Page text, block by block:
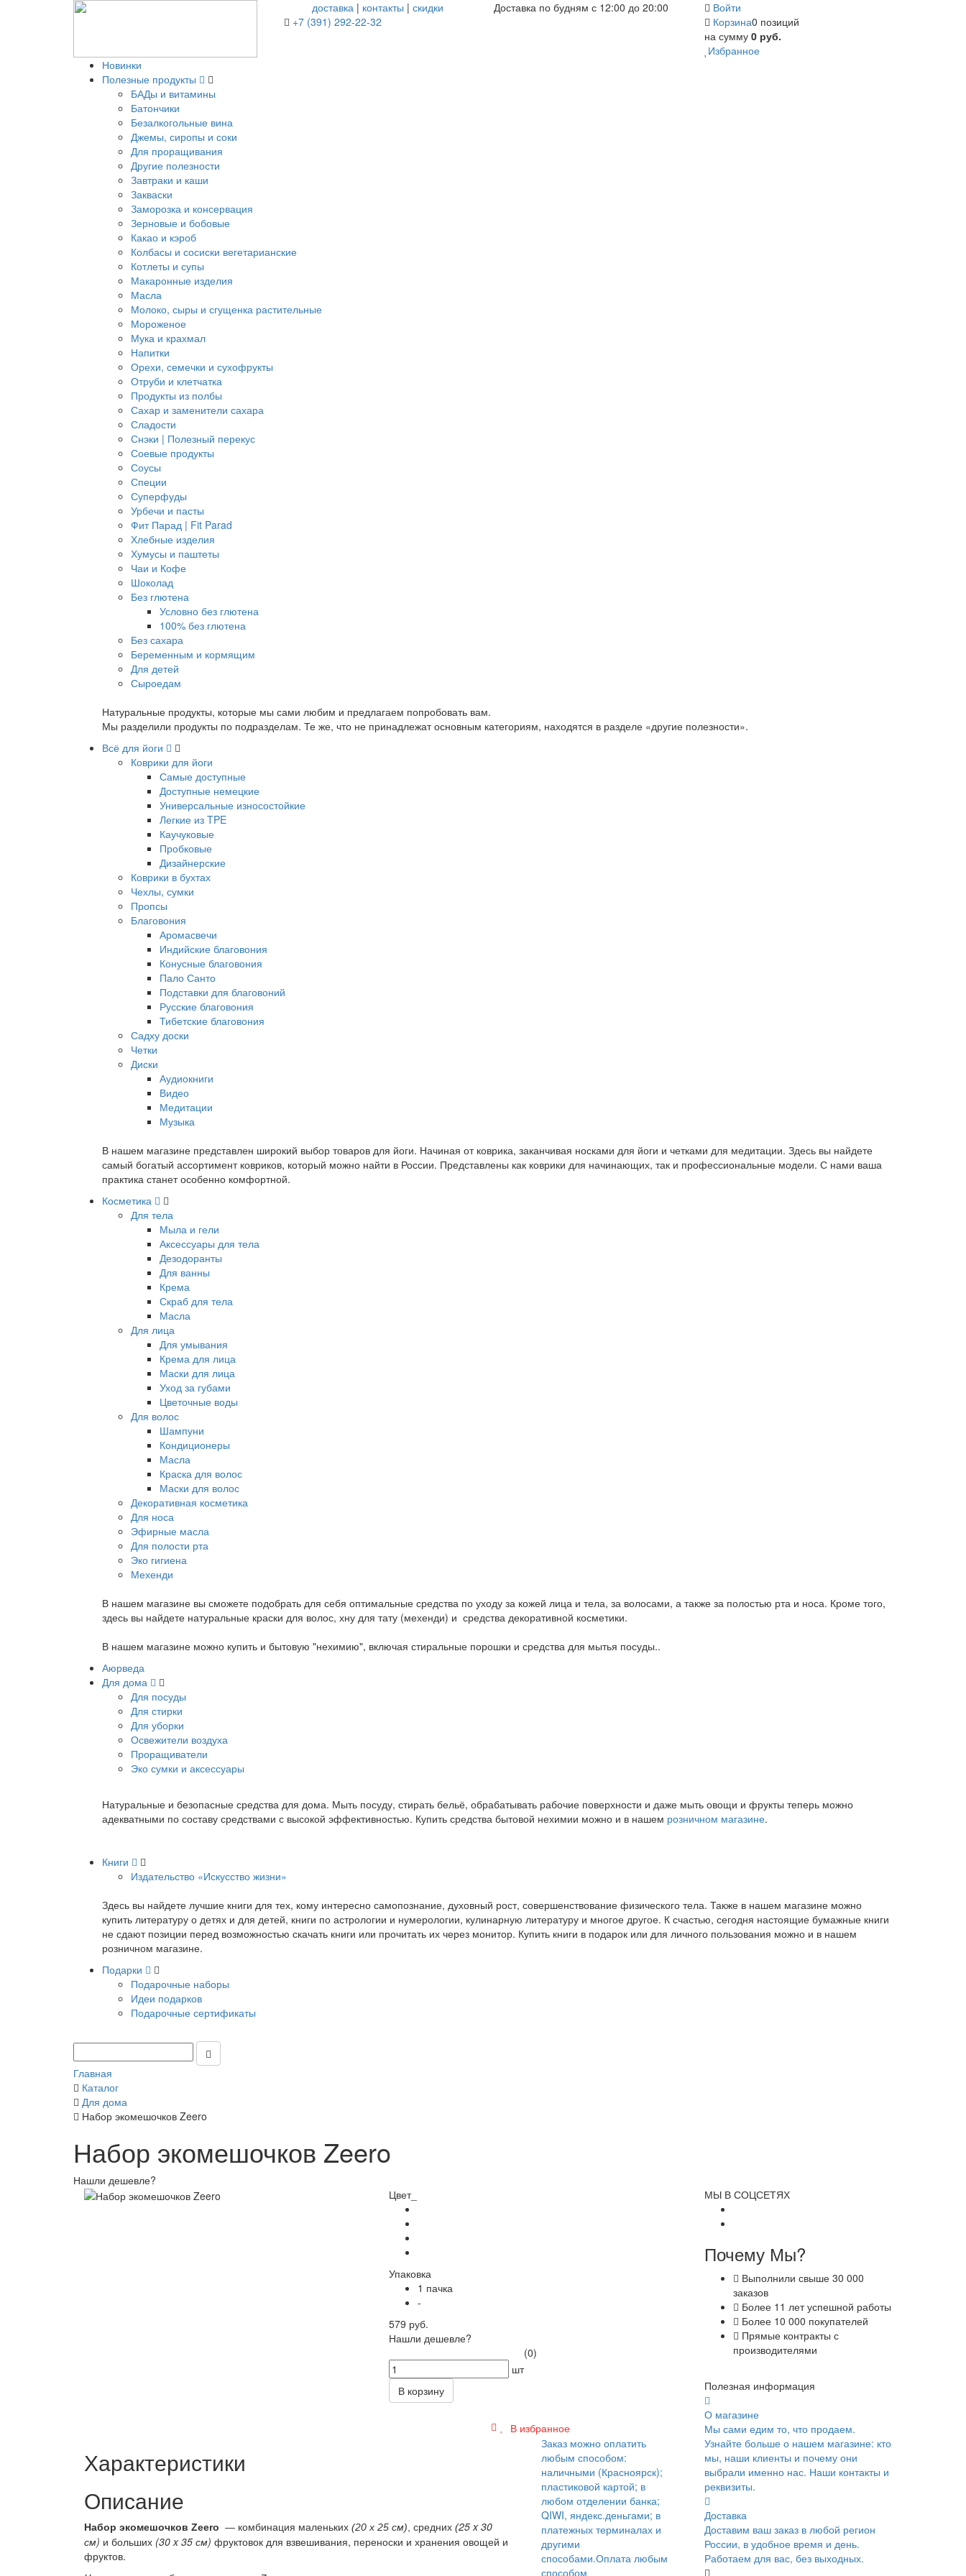
доставка | контакты |скидки
+7 (391) 292-22-32
Доставка по будням с 12:00 до 20:00
Войти
Корзина0 позиций
на сумму 0 руб.
Избранное
Новинки
Полезные продукты
БАДы и витамины
Батончики
Безалкогольные вина
Джемы, сиропы и соки
Для проращивания
Другие полезности
Завтраки и каши
Закваски
Заморозка и консервация
Зерновые и бобовые
Какао и кэроб
Колбасы и сосиски вегетарианские
Котлеты и супы
Макаронные изделия
Масла
Молоко, сыры и сгущенка растительные
Мороженое
Мука и крахмал
Напитки
Орехи, семечки и сухофрукты
Отруби и клетчатка
Продукты из полбы
Сахар и заменители сахара
Сладости
Снэки | Полезный перекус
Соевые продукты
Соусы
Специи
Суперфуды
Урбечи и пасты
Фит Парад | Fit Parad
Хлебные изделия
Хумусы и паштеты
Чаи и Кофе
Шоколад
Без глютена
Условно без глютена
100% без глютена
Без сахара
Беременным и кормящим
Для детей
Сыроедам
Натуральные продукты, которые мы сами любим и предлагаем попробовать вам.
Мы разделили продукты по подразделам. Те же, что не принадлежат основным категориям, находятся в разделе «другие полезности».
Всё для йоги
Коврики для йоги
Самые доступные
Доступные немецкие
Универсальные износостойкие
Легкие из TPE
Каучуковые
Пробковые
Дизайнерские
Коврики в бухтах
Чехлы, сумки
Пропсы
Благовония
Аромасвечи
Индийские благовония
Конусные благовония
Пало Санто
Подставки для благовоний
Русские благовония
Тибетские благовония
Садху доски
Четки
Диски
Аудиокниги
Видео
Медитации
Музыка
В нашем магазине представлен широкий выбор товаров для йоги. Начиная от коврика, заканчивая носками для йоги и четками для медитации. Здесь вы найдете
самый богатый ассортимент ковриков, который можно найти в России. Представлены как коврики для начинающих, так и профессиональные модели. С нами ваша
практика станет особенно комфортной.
Косметика
Для тела
Мыла и гели
Аксессуары для тела
Дезодоранты
Для ванны
Крема
Скраб для тела
Масла
Для лица
Для умывания
Крема для лица
Маски для лица
Уход за губами
Цветочные воды
Для волос
Шампуни
Кондиционеры
Масла
Краска для волос
Маски для волос
Декоративная косметика
Для носа
Эфирные масла
Для полости рта
Эко гигиена
Мехенди
В нашем магазине вы сможете подобрать для себя оптимальные средства по уходу за кожей лица и тела, за волосами, а также за полостью рта и носа. Кроме того,
здесь вы найдете натуральные краски для волос, хну для тату (мехенди) и средства декоративной косметики.
В нашем магазине можно купить и бытовую "нехимию", включая стиральные порошки и средства для мытья посуды..
Аюрведа
Для дома
Для посуды
Для стирки
Для уборки
Освежители воздуха
Проращиватели
Эко сумки и аксессуары
Натуральные и безопасные средства для дома. Мыть посуду, стирать бельё, обрабатывать рабочие поверхности и даже мыть овощи и фрукты теперь можно
адекватными по составу средствами с высокой эффективностью. Купить средства бытовой нехимии можно и в нашем розничном магазине.
Книги
Издательство «Искусство жизни»
Здесь вы найдете лучшие книги для тех, кому интересно самопознание, духовный рост, совершенствование физического тела. Также в нашем магазине можно
купить литературу о детях и для детей, книги по астрологии и нумерологии, кулинарную литературу и многое другое. К счастью, сегодня настоящие бумажные книги
не сдают позиции перед возможностью скачать книги или прочитать их через монитор. Купить книги в подарок или для личного пользования можно и в нашем
розничном магазине.
Подарки
Подарочные наборы
Идеи подарков
Подарочные сертификаты
Главная
Каталог
Для дома
Набор экомешочков Zeero
Набор экомешочков Zeero
Нашли дешевле?
Цвет_
Упаковка
1 пачка
-
579 руб.
Нашли дешевле?
(0)
шт
В корзину
В избранное
Характеристики
Описание
Набор экомешочков Zeero — комбинация маленьких (20 x 25 см) , средних (25 x 30
см) и больших (30 x 35 см) фруктовок для взвешивания, переноски и хранения овощей и
фруктов.
Заказ можно оплатить
любым способом:
наличными (Красноярск);
пластиковой картой; в
любом отделении банка;
QIWI, яндекс.деньгами; в
платежных терминалах и
другими
способами.Оплата любым
способом
МЫ В СОЦСЕТЯХ
Почему Мы?
Выполнили свыше 30 000
заказов
Более 11 лет успешной работы
Более 10 000 покупателей
Прямые контракты с
производителями
Полезная информация
О магазине
Мы сами едим то, что продаем.
Узнайте больше о нашем магазине: кто
мы, наши клиенты и почему они
выбрали именно нас. Наши контакты и
реквизиты.
Доставка
Доставим ваш заказ в любой регион
России, в удобное время и день.
Работаем для вас, без выходных.